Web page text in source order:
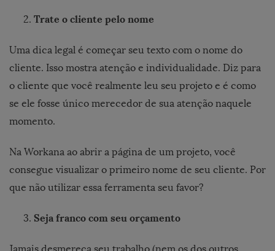
Trate o cliente pelo nome
Uma dica legal é começar seu texto com o nome do
cliente. Isso mostra atenção e individualidade. Diz para
o cliente que você realmente leu seu projeto e é como
se ele fosse único merecedor de sua atenção naquele
momento.
Na Workana ao abrir a página de um projeto, você
consegue visualizar o primeiro nome de seu cliente. Por
que não utilizar essa ferramenta seu favor?
Seja franco com seu orçamento